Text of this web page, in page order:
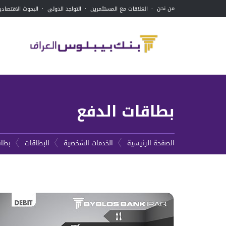
من نحن العلاقات مع المستثمرين التواجد الدولي البحوث
ماستركارد تيتانيوم
بطاقات الدفع
الصفحة الرئيسية الخدمات الشخصية البطاقات